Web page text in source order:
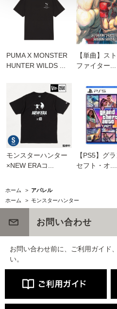
PUMA X MONSTER
HUNTER WILDS ...
【単曲】ス
ファイター...
モンスターハンター
×NEW ERAコ...
【PS5】グ
セフト・オ....
ホーム > アパレル
ホーム
> モンスターハンター
お問い合わせ
お問い合わせ前に、ご利用ガイド
い。